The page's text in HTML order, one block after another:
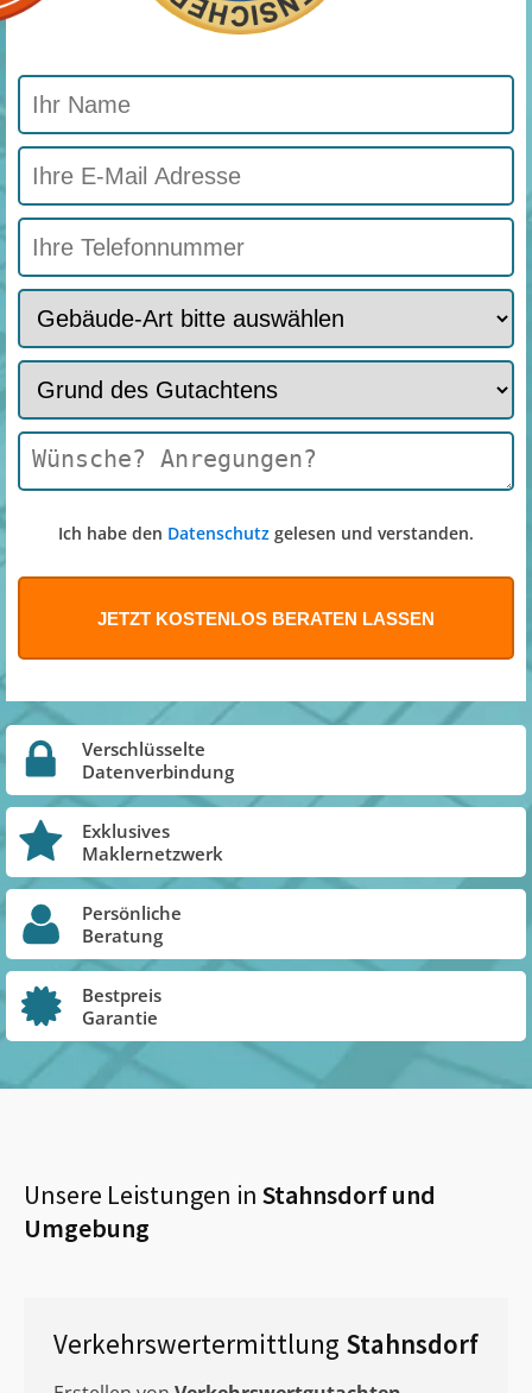
Ich habe den Datenschutz gelesen und verstanden.
Verschlüsselte
Datenverbindung
Exklusives
Maklernetzwerk
Persönliche
Beratung
Bestpreis
Garantie
Unsere Leistungen in Stahnsdorfund
Umgebung
Verkehrswertermittlung Stahnsdorf